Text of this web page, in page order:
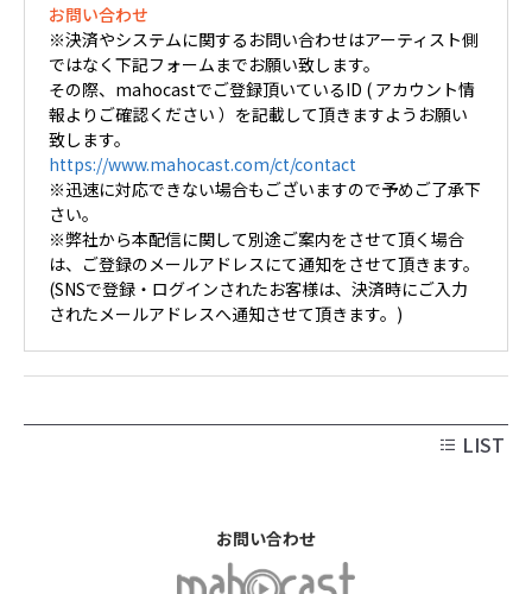
お問い合わせ
※決済やシステムに関するお問い合わせはアーティスト側
ではなく下記フォームまでお願い致します。
その際、mahocastでご登録頂いているID ( アカウント情
報よりご確認ください ）を記載して頂きますようお願い
致します。
https://www.mahocast.com/ct/contact
※迅速に対応できない場合もございますので予めご了承下
さい。
※弊社から本配信に関して別途ご案内をさせて頂く場合
は、ご登録のメールアドレスにて通知をさせて頂きます。
(SNSで登録・ログインされたお客様は、決済時にご入力
されたメールアドレスへ通知させて頂きます。)
LIST
お問い合わせ